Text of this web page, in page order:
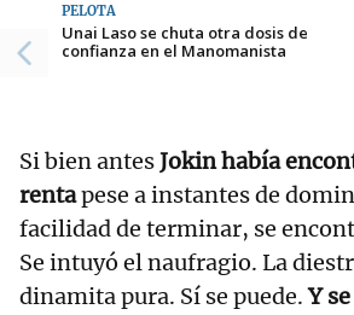
PELOTA
Unai Laso se chuta otra dosis de
confianza en el Manomanista
Si bien antesJokin había
rentapese a instantes de
facilidad de terminar, se
Se intuyó el naufragio. La
dinamita pura. Sí se puede.Y